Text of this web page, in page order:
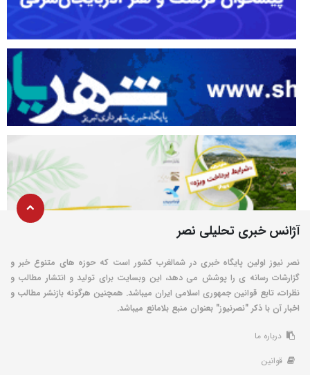
آژانس خبری تحلیلی نصر
نصر نیوز اولین پایگاه خبری در شمالغرب کشور است که حوزه های متنوع خبر و
گزارشات رسانه ی را پوشش می دهد، این وبسایت برای تولید و انتشار مطالب و
نظرات، تابع قوانین جمهوری اسلامی ایران میباشد. همچنین هرگونه بازنشر مطالب و
اخبار آن با ذکر "نصرنیوز" بعنوان منبع بلامانع میباشد.
درباره ما
قوانین